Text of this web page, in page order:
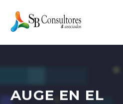
AUGE EN EL